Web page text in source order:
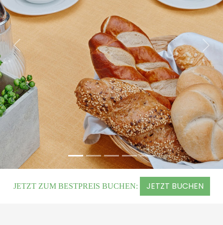
Previous Next
JETZT ZUM BESTPREIS BUCHEN: JETZT BUCHEN